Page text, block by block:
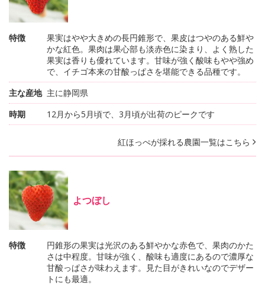
特徴
果実はやや大きめの長円錐形で、果皮はつやのある鮮や
かな紅色。果肉は果心部も淡赤色に染まり、よく熟した
果実は香りも優れています。甘味が強く酸味もやや強め
で、イチゴ本来の甘酸っぱさを堪能できる品種です。
主な産地 主に静岡県
時期
12月から5月頃で、3月頃が出荷のピークです
紅ほっぺが採れる農園一覧はこちら
よつぼし
特徴
円錐形の果実は光沢のある鮮やかな赤色で、果肉のかた
さは中程度。甘味が強く、酸味も適度にあるので濃厚な
甘酸っぱさが味わえます。見た目がきれいなのでデザー
トにも最適。